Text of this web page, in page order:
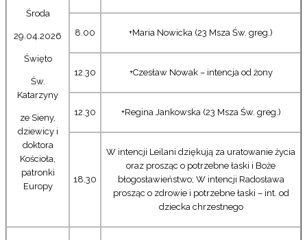
Środa
29.04.2026
Święto
Św.
Katarzyny
ze Sieny,
dziewicy i
doktora
Kościoła,
patronki
Europy
8.00 +Maria Nowicka (23 Msza Św. greg.)
12.30 +Czesław Nowak – intencja od żony
12.30 +Regina Jankowska (23 Msza Św. greg.)
18.30
W intencji Leilani dziękują za uratowanie życia
oraz prosząc o potrzebne łaski i Boże
błogosławieństwo; W intencji Radosława
prosząc o zdrowie i potrzebne łaski – int. od
dziecka chrzestnego